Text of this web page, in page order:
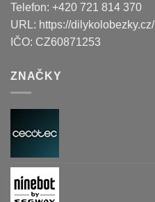
Telefon: +420 721 814 370
URL: https://dilykolobezky.cz/
IČO: CZ60871253
ZNAČKY